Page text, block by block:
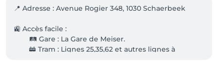
📍 Adresse : Avenue Rogier 348, 1030 Schaerbeek
🚉 Accès facile :